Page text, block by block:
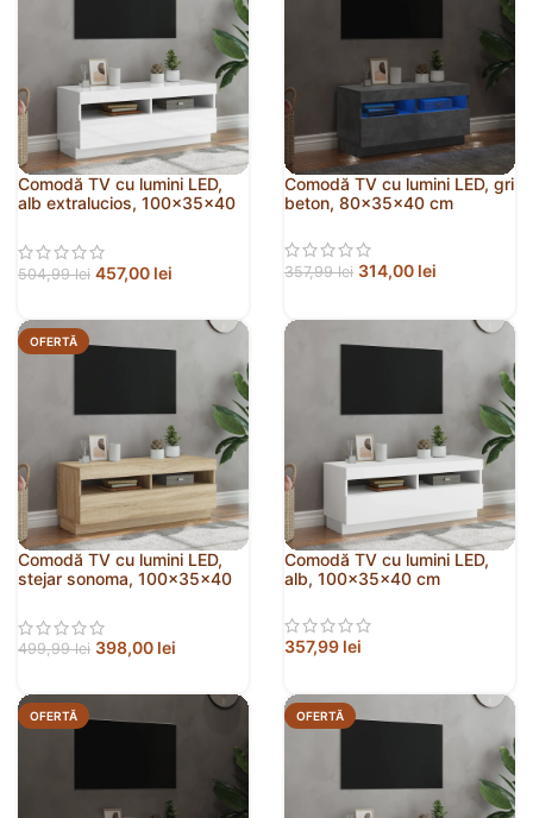
Comodă TV cu lumini LED,
alb extralucios, 100x35x40
504,99lei 457,00 lei
Comodă TV cu lumini LED, gri
beton, 80x35x40 cm
357,99lei 314,00 lei
OFERTĂ
Comodă TV cu lumini LED,
stejar sonoma, 100x35x40
499,99lei 398,00 lei
Comodă TV cu lumini LED,
alb, 100x35x40 cm
357,99 lei
OFERTĂ OFERTĂ